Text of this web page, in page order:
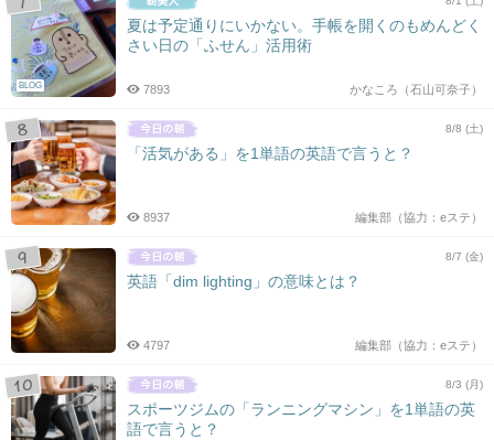
BLOG
夏は予定通りにいかない。手帳を開くのもめんどく
さい日の「ふせん」活用術
かなころ（石山可奈子）
7893
8/8 (土)
「活気がある」を1単語の英語で言うと？
編集部（協力：eステ）
8937
8/7 (金)
英語「dim lighting」の意味とは？
編集部（協力：eステ）
4797
8/3 (月)
スポーツジムの「ランニングマシン」を1単語の英
語で言うと？